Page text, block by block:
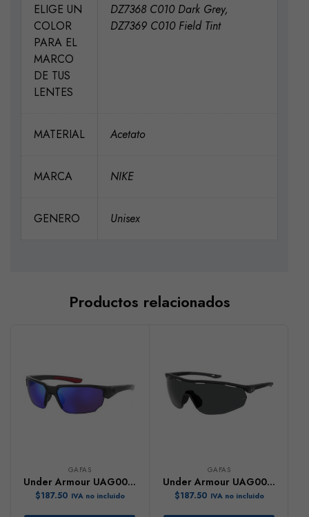
ELIGE UN
COLOR
PARA EL
MARCO
DE TUS
LENTES
DZ7368 C010 Dark Grey,
DZ7369 C010 Field Tint
MATERIAL Acetato
MARCA NIKE
GENERO Unisex
Productos relacionados
GAFAS
Under Armour UAG0012
$187.50 IVA no incluido
GAFAS
Under Armour UAG0003
$187.50 IVA no incluido